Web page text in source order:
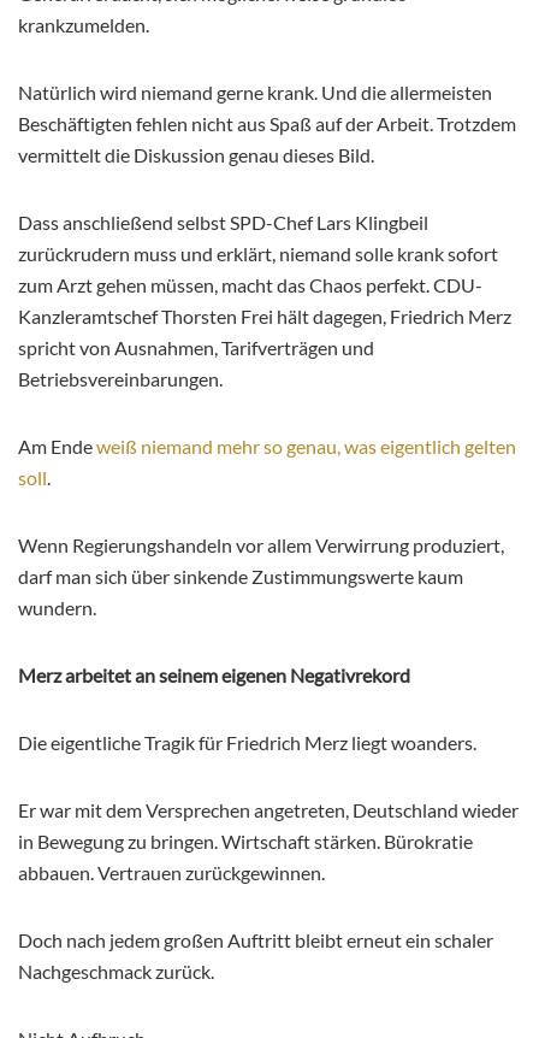
krankzumelden.
Natürlich wird niemand gerne krank. Und die allermeisten
Beschäftigten fehlen nicht aus Spaß auf der Arbeit. Trotzdem
vermittelt die Diskussion genau dieses Bild.
Dass anschließend selbst SPD-Chef Lars Klingbeil
zurückrudern muss und erklärt, niemand solle krank sofort
zum Arzt gehen müssen, macht das Chaos perfekt. CDU-
Kanzleramtschef Thorsten Frei hält dagegen, Friedrich Merz
spricht von Ausnahmen, Tarifverträgen und
Betriebsvereinbarungen.
Am Endeweiß niemand mehr so genau, was eigentlich gelten
soll
Wenn Regierungshandeln vor allem Verwirrung produziert,
darf man sich über sinkende Zustimmungswerte kaum
wundern.
Merz arbeitet an seinem eigenen Negativrekord
Die eigentliche Tragik für Friedrich Merz liegt woanders.
Er war mit dem Versprechen angetreten, Deutschland wieder
in Bewegung zu bringen. Wirtschaft stärken. Bürokratie
abbauen. Vertrauen zurückgewinnen.
Doch nach jedem großen Auftritt bleibt erneut ein schaler
Nachgeschmack zurück.